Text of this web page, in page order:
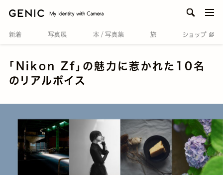
「Nikon Zf」の魅力に惹かれた10名
のリアルボイス